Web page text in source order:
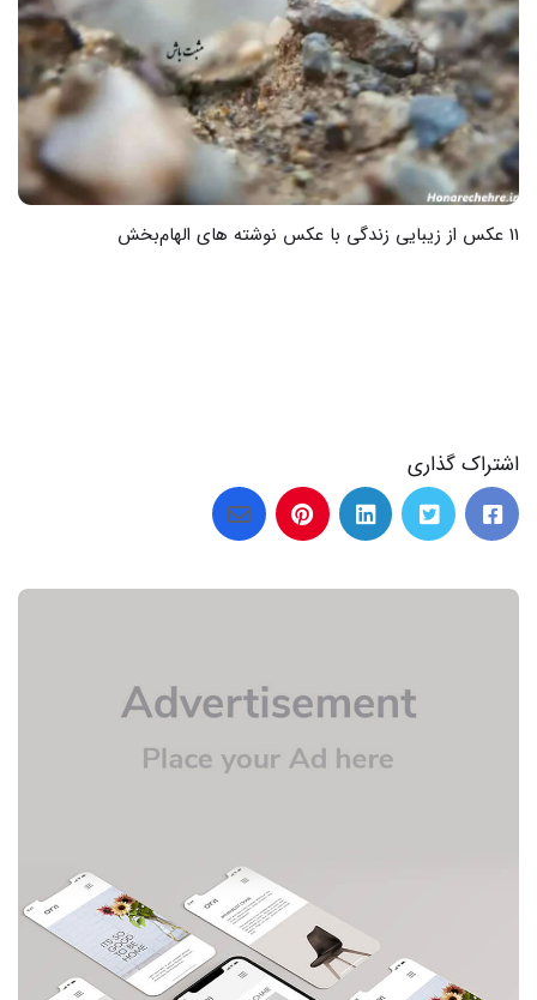
11 عکس از زیبایی زندگی با عکس نوشته های الهام‌بخش
اشتراک گذاری